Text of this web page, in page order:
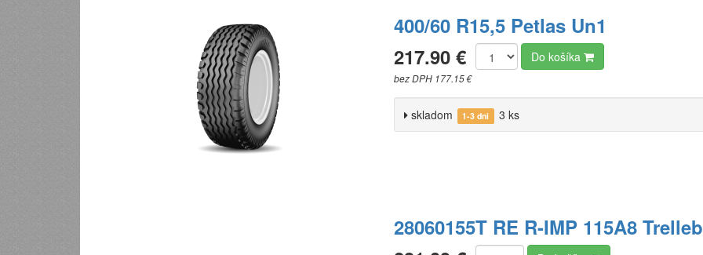
400/60 R15,5 Petlas Un1
217.90 €
bez DPH 177.15 €
Do košíka
skladom 1-3 dni 3 ks
28060155T RE R-IMP 115A8